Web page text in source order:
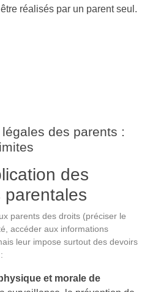
réalisés par un parent seul.
des parents :
des
parentales
parents des droits (préciser le
accéder aux informations
leur impose surtout des devoirs
et morale de